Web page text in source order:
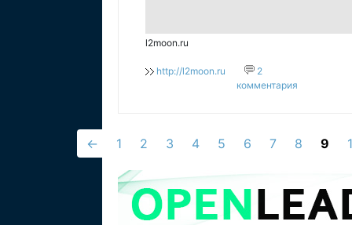
l2moon.ru
http://l2moon.ru
2
комментария
← 1 2 3 4 5 6 7 8 9